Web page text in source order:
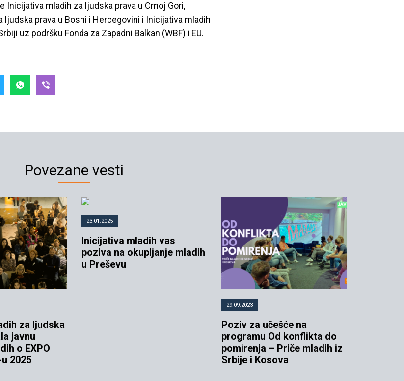
Inicijativa mladih za ljudska prava u Crnoj Gori,
ljudska prava u Bosni i Hercegovini i Inicijativa mladih
uz podršku Fonda za Zapadni Balkan (WBF) i EU.
Povezane vesti
za ljudska
javnu
o EXPO
2025
23.01.2025
Inicijativa mladih vas
poziva na okupljanje mladih
u Preševu
29.09.2023
Poziv za učešće na
programu Od konflikta do
pomirenja – Priče mladih iz
Srbije i Kosova